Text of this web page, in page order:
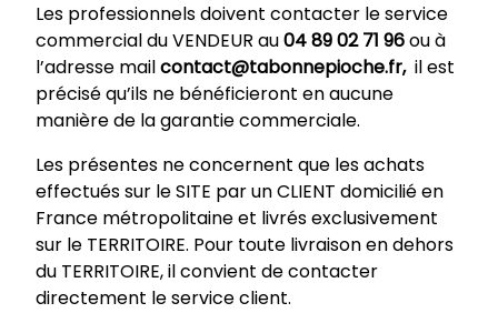
Les professionnels doivent contacter le service
commercial du VENDEUR au04 89 02 71 96ou à
l’adresse mailcontact@tabonnepioche.fr,il est
précisé qu’ils ne bénéficieront en aucune
manière de la garantie commerciale.
Les présentes ne concernent que les achats
effectués sur le SITE par un CLIENT domicilié en
France métropolitaine et livrés exclusivement
sur le TERRITOIRE. Pour toute livraison en dehors
du TERRITOIRE, il convient de contacter
directement le service client.